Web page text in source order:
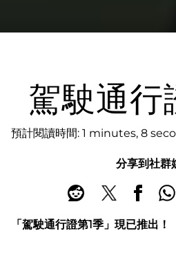
駕駛通行
預計閱讀時間 1 minutes, 8
分享到社群
「駕駛通行證第1季」現已推出！